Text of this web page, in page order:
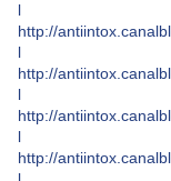
l
http://
l
http://
l
http://
l
http://